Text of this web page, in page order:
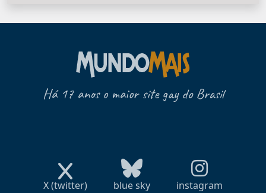
Há 17 anos o maior site gay do Brasil
X (twitter) blue sky instagram